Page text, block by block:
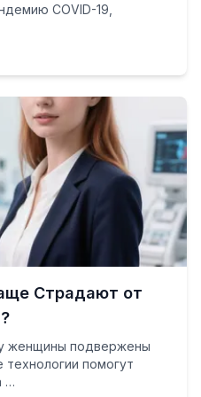
COVID-19,
Страдают от
женщины подвержены
помогут
…